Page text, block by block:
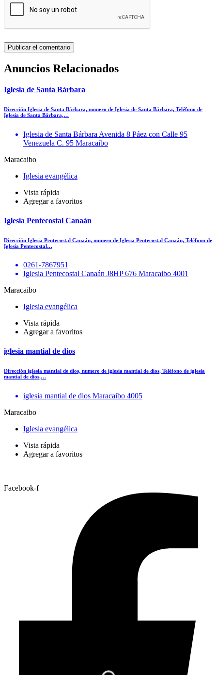
Anuncios Relacionados
Iglesia de Santa Bárbara
Dirección Iglesia de Santa Bárbara, numero de Iglesia de Santa Bárbara, Teléfono de
Iglesia de Santa Bárbara,…
Iglesia de Santa Bárbara Avenida 8 Páez con Calle 95
Venezuela C. 95 Maracaibo
Maracaibo
Iglesia evangélica
Vista rápida
Agregar a favoritos
Iglesia Pentecostal Canaán
Dirección Iglesia Pentecostal Canaán, numero de Iglesia Pentecostal Canaán, Teléfono de
Iglesia Pentecostal…
0261-7867951
Iglesia Pentecostal Canaán J8HP 676 Maracaibo 4001
Maracaibo
Iglesia evangélica
Vista rápida
Agregar a favoritos
iglesia mantial de dios
Dirección iglesia mantial de dios, numero de iglesia mantial de dios, Teléfono de iglesia
mantial de dios,…
iglesia mantial de dios Maracaibo 4005
Maracaibo
Iglesia evangélica
Vista rápida
Agregar a favoritos
Facebook-f